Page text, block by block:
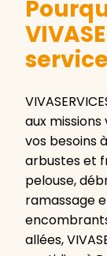
aux
vos besoins
arbustes et
pelouse,
ramassage
allées,